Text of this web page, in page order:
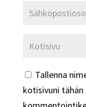
Tallenna
kotisivuni tähän